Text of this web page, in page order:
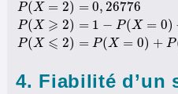
P(X = 2)
P(X ⩾ 2)
P(X ⩽ 2)
= 0, 26776
= 1 − P(X = 0)
= P(X = 0) + P
P(X =0 )=e −1 8= 0,16529P(
4. Fiabilité d’un